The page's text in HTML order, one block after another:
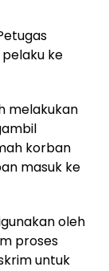
ke
melakukan
korban
masuk ke
oleh
proses
untuk